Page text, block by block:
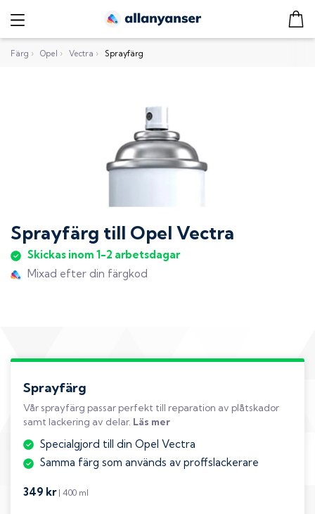
Färg › Opel › Vectra › Sprayfärg
Sprayfärg till Opel Vectra
Skickas inom 1-2 arbetsdagar
Mixad efter din färgkod
Sprayfärg
Vår sprayfärg passar perfekt till reparation av plåtskador
samt lackering av delar. Läs mer
Specialgjord till din Opel Vectra
Samma färg som används av proffslackerare
349 kr| 400 ml